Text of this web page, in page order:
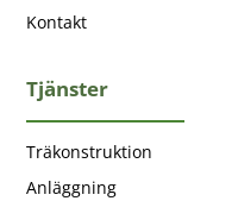
Kontakt
Tjänster
Träkonstruktion
Anläggning